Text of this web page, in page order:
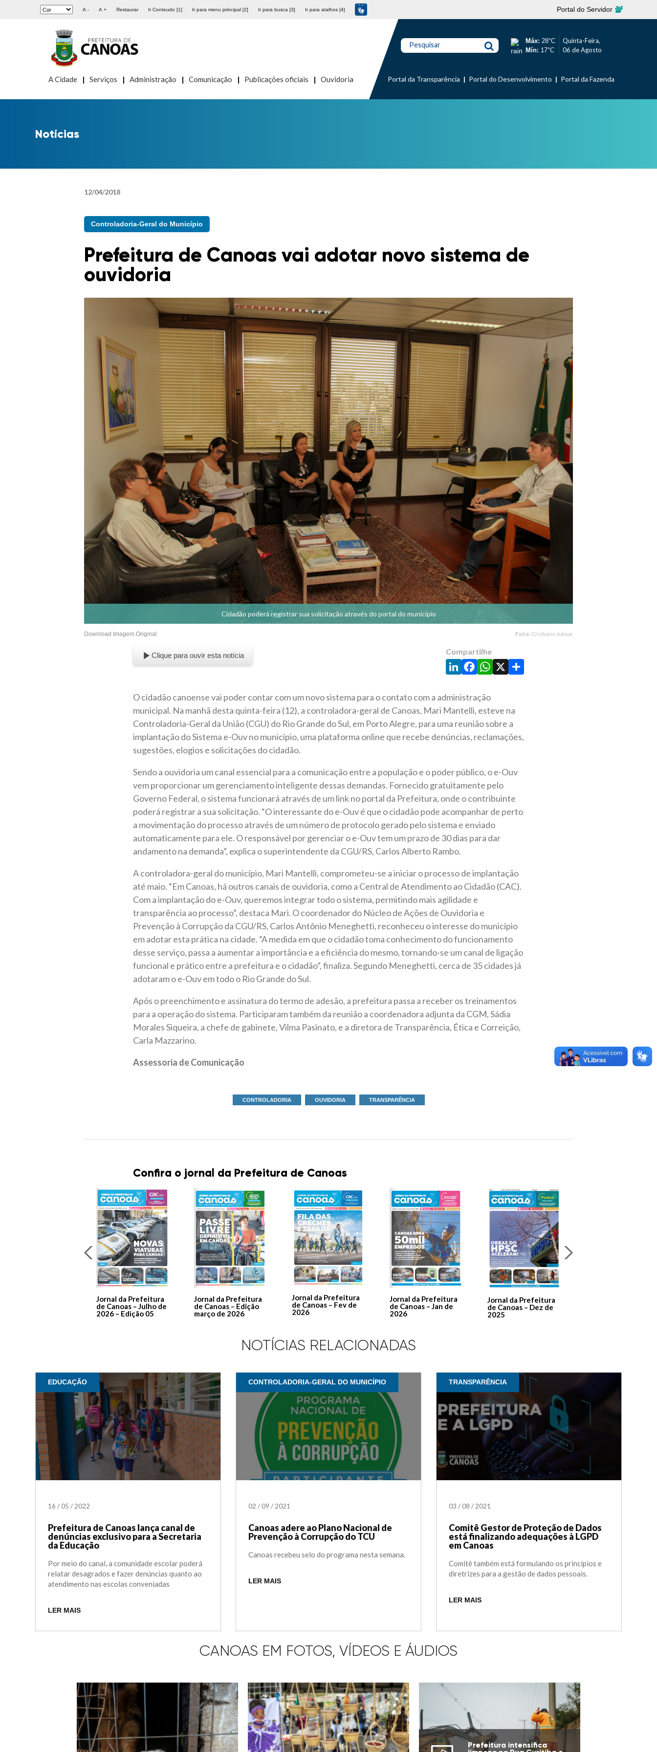
A - A + Restaurar Ir Conteudo [1] Ir para menu principal [2] Ir para busca [3] Ir para atalhos [4] Portal do Servidor
A Cidade Serviços Administração Comunicação Publicações oficiais Ouvidoria
Pesquisar Máx: 28°C
Mín: 17°C
Quinta-Feira,
06 de Agosto
Portal da Transparência Portal do Desenvolvimento Portal da Fazenda
Notícias
12/04/2018
Controladoria-Geral do Município
Prefeitura de Canoas vai adotar novo sistema de
ouvidoria
Cidadão poderá registrar sua solicitação através do portal do município
Download Imagem Original Foto: Cristiano Junior
Clique para ouvir esta notícia Compartilhe
LinkedIn
Facebook
WhatsApp
X Share
O cidadão canoense vai poder contar com um novo sistema para o contato com a administração
municipal. Na manhã desta quinta-feira (12), a controladora-geral de Canoas, Mari Mantelli, esteve na
Controladoria-Geral da União (CGU) do Rio Grande do Sul, em Porto Alegre, para uma reunião sobre a
implantação do Sistema e-Ouv no município, uma plataforma online que recebe denúncias, reclamações,
sugestões, elogios e solicitações do cidadão.
Sendo a ouvidoria um canal essencial para a comunicação entre a população e o poder público, o e-Ouv
vem proporcionar um gerenciamento inteligente dessas demandas. Fornecido gratuitamente pelo
Governo Federal, o sistema funcionará através de um link no portal da Prefeitura, onde o contribuinte
poderá registrar a sua solicitação. “O interessante do e-Ouv é que o cidadão pode acompanhar de perto
a movimentação do processo através de um número de protocolo gerado pelo sistema e enviado
automaticamente para ele. O responsável por gerenciar o e-Ouv tem um prazo de 30 dias para dar
andamento na demanda”, explica o superintendente da CGU/RS, Carlos Alberto Rambo.
A controladora-geral do município, Mari Mantelli, comprometeu-se a iniciar o processo de implantação
até maio. “Em Canoas, há outros canais de ouvidoria, como a Central de Atendimento ao Cidadão (CAC).
Com a implantação do e-Ouv, queremos integrar todo o sistema, permitindo mais agilidade e
transparência ao processo”, destaca Mari. O coordenador do Núcleo de Ações de Ouvidoria e
Prevenção à Corrupção da CGU/RS, Carlos Antônio Meneghetti, reconheceu o interesse do município
em adotar esta prática na cidade. “A medida em que o cidadão toma conhecimento do funcionamento
desse serviço, passa a aumentar a importância e a eficiência do mesmo, tornando-se um canal de ligação
funcional e prático entre a prefeitura e o cidadão”, finaliza. Segundo Meneghetti, cerca de 35 cidades já
adotaram o e-Ouv em todo o Rio Grande do Sul.
Após o preenchimento e assinatura do termo de adesão, a prefeitura passa a receber os treinamentos
para a operação do sistema. Participaram também da reunião a coordenadora adjunta da CGM, Sádia
Morales Siqueira, a chefe de gabinete, Vilma Pasinato, e a diretora de Transparência, Ética e Correição,
Carla Mazzarino.
Assessoria de Comunicação
CONTROLADORIA OUVIDORIA TRANSPARÊNCIA
Confira o jornal da Prefeitura de Canoas
Jornal da Prefeitura
de Canoas – Julho de
2026 – Edição 05
Jornal da Prefeitura
de Canoas – Edição
março de 2026
Jornal da Prefeitura
de Canoas – Fev de
2026
Jornal da Prefeitura
de Canoas – Jan de
2026
Jornal da Prefeitura
de Canoas – Dez de
2025
NOTÍCIAS RELACIONADAS
EDUCAÇÃO
16 /05 / 2022
Prefeitura de Canoas lança canal de
denúncias exclusivo para a Secretaria
da Educação
Por meio do canal, a comunidade escolar poderá
relatar desagrados e fazer denúncias quanto ao
atendimento nas escolas conveniadas
LER MAIS
CONTROLADORIA-GERAL DO MUNICÍPIO
02 /09 / 2021
Canoas adere ao Plano Nacional de
Prevenção à Corrupção do TCU
Canoas recebeu selo do programa nesta semana.
LER MAIS
TRANSPARÊNCIA
03 /08 / 2021
Comitê Gestor de Proteção de Dados
está finalizando adequações à LGPD
em Canoas
Comitê também está formulando os princípios e
diretrizes para a gestão de dados pessoais.
LER MAIS
CANOAS EM FOTOS, VÍDEOS E ÁUDIOS
Prefeitura intensifica